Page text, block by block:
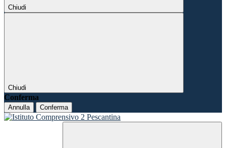
Chiudi
Chiudi
Conferma
Annulla Conferma